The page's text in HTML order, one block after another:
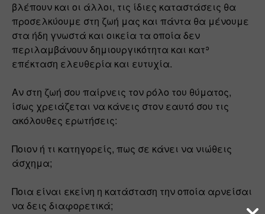
βλέπουν και οι άλλοι, τις ίδιες καταστάσεις θα
προσελκύουμε στη ζωή μας και πάντα θα μένουμε
στα ήδη γνωστά και οικεία τα οποία δεν
περιλαμβάνουν δημιουργικότητα και κατʾ
επέκταση ελευθερία και ευτυχία.
Αν στη ζωή σου παίρνεις τον ρόλο του θύματος,
ίσως χρειάζεται να κάνεις στον εαυτό σου τις
ακόλουθες ερωτήσεις:
Ποιον ή τι κατηγορείς, πως σε κάνει να νιώθεις
άσχημα;
Ποια είναι εκείνη η κατάσταση την οποία αρνείσαι
να δεις διαφορετικά;